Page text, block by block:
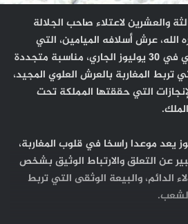
والعشرين لاعتلاء صاحب الجلالة
عرش أسلافه الميامين، التي
يحتفل بها الشعب المغربي في 30 يوليوز الجاري، مناسبة متجددة
تربط المغاربة بالعرش العلوي المجيد،
التي حققتها المملكة تحت
فإن تاريخ 30 يوليوز يعد موعدا راسخا في قلوب المغاربة،
عن التعلق والارتباط الوثيق بشخص
الدائم، والبيعة الوثقى التي تربط